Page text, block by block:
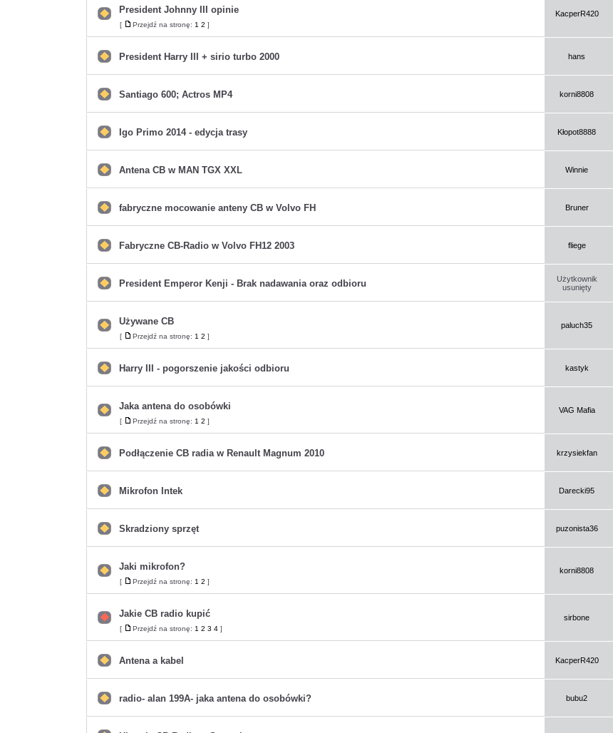
postów
Nie
nieprzeczytanych
President Johnny III opinie
[
Przejdź
na
Przejdź na stronę: 1 2 ]
KacperR420
ma
postów
President Harry III + sirio turbo 2000 hans
ma
postów
Santiago 600; Actros MP4 korni8808
ma
postów
Igo Primo 2014 - edycja trasy Kłopot8888
ma
postów
Antena CB w MAN TGX XXL Winnie
ma
postów
fabryczne mocowanie anteny CB w Volvo FH Bruner
ma
postów
Fabryczne CB-Radio w Volvo FH12 2003 fliege
ma
postów
President Emperor Kenji - Brak nadawania oraz odbioru
Użytkownik
usunięty
Nie
nieprzeczytanych
Używane CB
[
Przejdź
na
Przejdź na stronę: 1 2 ]
paluch35
ma
postów
Harry III - pogorszenie jakości odbioru kastyk
Nie
nieprzeczytanych
Jaka antena do osobówki
[
Przejdź
na
Przejdź na stronę: 1 2 ]
VAG Mafia
ma
postów
Podłączenie CB radia w Renault Magnum 2010 krzysiekfan
ma
postów
Mikrofon Intek Darecki95
ma
postów
Skradziony sprzęt puzonista36
Nie
nieprzeczytanych
Jaki mikrofon?
[
Przejdź
na
Przejdź na stronę: 1 2 ]
korni8808
Nie
nieprzeczytanych
Jakie CB radio kupić
[
Przejdź
na
Przejdź na stronę: 1 2 3 4]
sirbone
ma
postów
Antena a kabel KacperR420
ma
radio- alan 199A- jaka antena do osobówki? bubu2